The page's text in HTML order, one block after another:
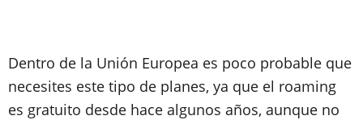
Dentro de la Unión Europea es poco probable que
necesites este tipo de planes, ya que el roaming
es gratuito desde hace algunos años, aunque no